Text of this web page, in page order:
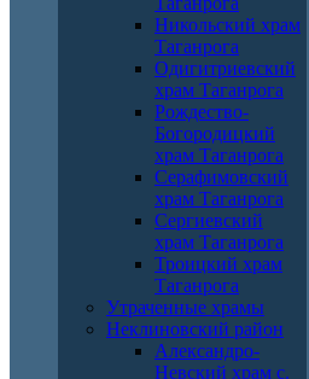
Никольский храм
Таганрога
Одигитриевский
храм Таганрога
Рождество-
Богородицкий
храм Таганрога
Серафимовский
храм Таганрога
Сергиевский
храм Таганрога
Троицкий храм
Таганрога
Утраченные храмы
Неклиновский район
Александро-
Невский храм с.